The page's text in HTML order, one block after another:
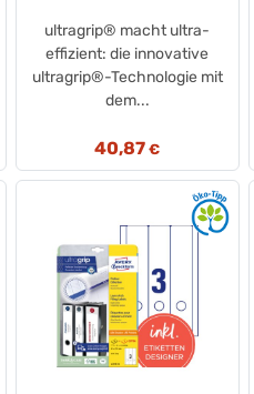
ultragrip® macht ultra-
effizient: die innovative
ultragrip®-Technologie mit
dem...
40,87 €